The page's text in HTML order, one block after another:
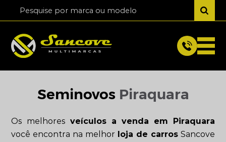
SeminovosPiraquara
Os melhoresveículos a venda em Piraquara
você encontra na melhor loja de carrosSancove